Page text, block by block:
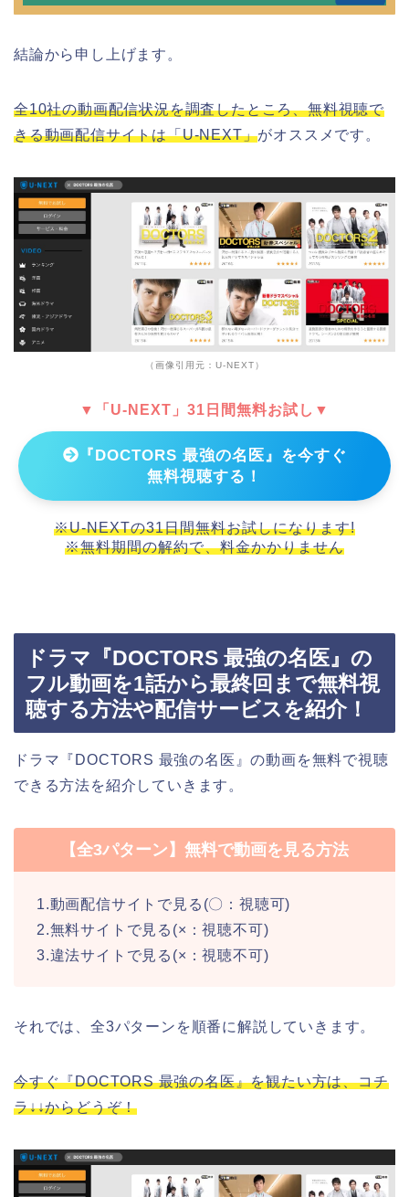
結論から申し上げます。
全10社の動画配信状況を調査したところ、無料視聴で
きる動画配信サイトは「U-NEXT」がオススメです。
（画像引用元：U-NEXT）
▼「U-NEXT」31日間無料お試し▼
『DOCTORS 最強の名医』を今すぐ
無料視聴する！
※U-NEXTの31日間無料お試しになります!
※無料期間の解約で、料金かかりません
ドラマ『DOCTORS 最強の名医』の
フル動画を1話から最終回まで無料視
聴する方法や配信サービスを紹介！
ドラマ『DOCTORS 最強の名医』の動画を無料で視聴
できる方法を紹介していきます。
【全3パターン】無料で動画を見る方法
1.動画配信サイトで見る(〇：視聴可)
2.無料サイトで見る(×：視聴不可)
3.違法サイトで見る(×：視聴不可)
それでは、全3パターンを順番に解説していきます。
今すぐ『DOCTORS 最強の名医』を観たい方は、コチ
ラ↓↓からどうぞ！